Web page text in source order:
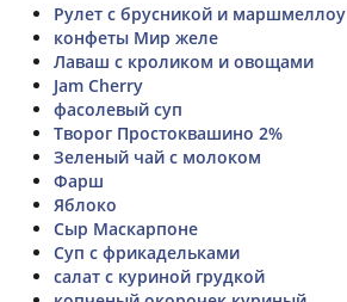
Рулет с брусникой и маршмеллоу
конфеты Мир желе
Лаваш с кроликом и овощами
Jam Cherry
фасолевый суп
Творог Простоквашино 2%
Зеленый чай с молоком
Фарш
Яблоко
Сыр Маскарпоне
Суп с фрикадельками
салат с куриной грудкой